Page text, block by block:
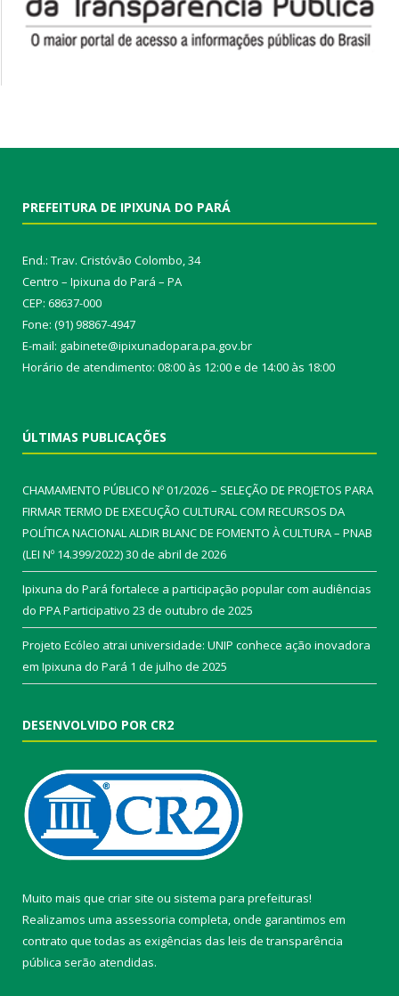
PREFEITURA DE IPIXUNA DO PARÁ
End.: Trav. Cristóvão Colombo, 34
Centro – Ipixuna do Pará – PA
CEP: 68637-000
Fone: (91) 98867-4947
E-mail: gabinete@ipixunadopara.pa.gov.br
Horário de atendimento: 08:00 às 12:00 e de 14:00 às 18:00
ÚLTIMAS PUBLICAÇÕES
CHAMAMENTO PÚBLICO Nº 01/2026 – SELEÇÃO DE PROJETOS PARA
FIRMAR TERMO DE EXECUÇÃO CULTURAL COM RECURSOS DA
POLÍTICA NACIONAL ALDIR BLANC DE FOMENTO À CULTURA – PNAB
(LEI Nº 14.399/2022)30 de abril de 2026
Ipixuna do Pará fortalece a participação popular com audiências
do PPA Participativo 23 de outubro de 2025
Projeto Ecóleo atrai universidade: UNIP conhece ação inovadora
em Ipixuna do Pará 1 de julho de 2025
DESENVOLVIDO POR CR2
Muito mais que criar site ou sistema para prefeituras!
Realizamos uma assessoria completa, onde garantimos em
contrato que todas as exigências das leis de transparência
pública serão atendidas.